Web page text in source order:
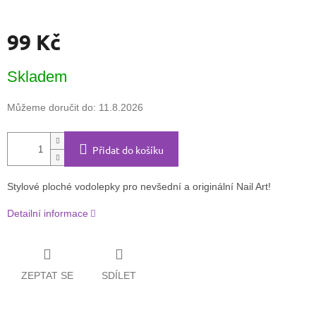
99 Kč
cena:
Skladem
Můžeme doručit do: 11.8.2026
Přidat do košíku
Stylové ploché vodolepky pro nevšední a originální Nail Art!
Detailní informace
ZEPTAT SE SDÍLET